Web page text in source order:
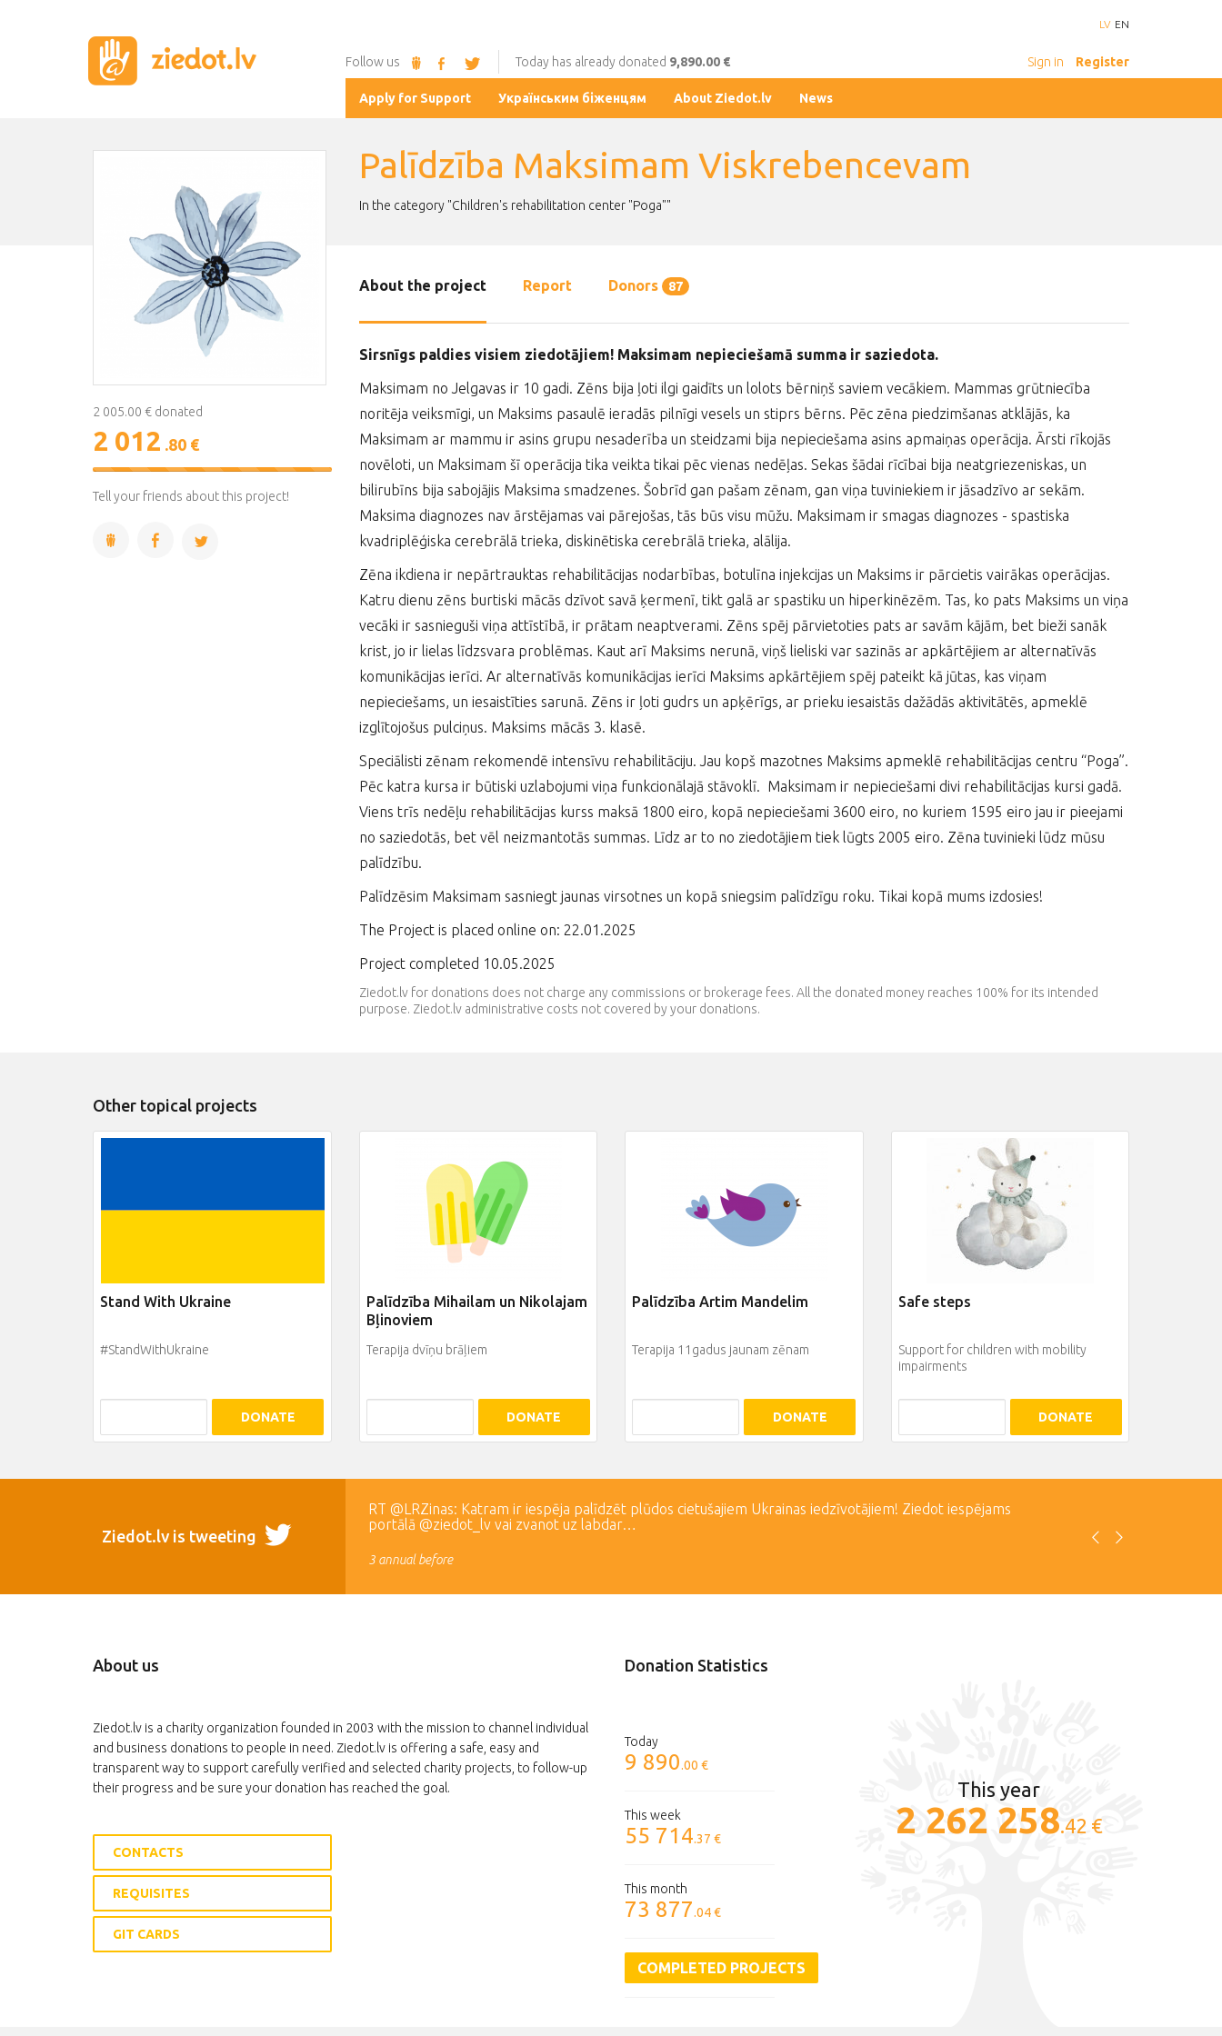
LV EN
Follow us Today has already donated 9,890.00 € Sign in Register
Apply for Support Українським біженцям About Ziedot.lv News
Palīdzība Maksimam Viskrebencevam
In the category "Children's rehabilitation center "Poga""
2 005.00 € donated
2 012 .80 €
100%
Complete
Tell your friends about this project!
About the project Report Donors 87
Sirsnīgs paldies visiem ziedotājiem! Maksimam nepieciešamā summa ir saziedota.
Maksimam no Jelgavas ir 10 gadi. Zēns bija ļoti ilgi gaidīts un lolots bērniņš saviem vecākiem. Mammas grūtniecība
noritēja veiksmīgi, un Maksims pasaulē ieradās pilnīgi vesels un stiprs bērns. Pēc zēna piedzimšanas atklājās, ka
Maksimam ar mammu ir asins grupu nesaderība un steidzami bija nepieciešama asins apmaiņas operācija. Ārsti rīkojās
novēloti, un Maksimam šī operācija tika veikta tikai pēc vienas nedēļas. Sekas šādai rīcībai bija neatgriezeniskas, un
bilirubīns bija sabojājis Maksima smadzenes. Šobrīd gan pašam zēnam, gan viņa tuviniekiem ir jāsadzīvo ar sekām.
Maksima diagnozes nav ārstējamas vai pārejošas, tās būs visu mūžu. Maksimam ir smagas diagnozes - spastiska
kvadriplēģiska cerebrālā trieka, diskinētiska cerebrālā trieka, alālija.
Zēna ikdiena ir nepārtrauktas rehabilitācijas nodarbības, botulīna injekcijas un Maksims ir pārcietis vairākas operācijas.
Katru dienu zēns burtiski mācās dzīvot savā ķermenī, tikt galā ar spastiku un hiperkinēzēm. Tas, ko pats Maksims un viņa
vecāki ir sasnieguši viņa attīstībā, ir prātam neaptverami. Zēns spēj pārvietoties pats ar savām kājām, bet bieži sanāk
krist, jo ir lielas līdzsvara problēmas. Kaut arī Maksims nerunā, viņš lieliski var sazinās ar apkārtējiem ar alternatīvās
komunikācijas ierīci. Ar alternatīvās komunikācijas ierīci Maksims apkārtējiem spēj pateikt kā jūtas, kas viņam
nepieciešams, un iesaistīties sarunā. Zēns ir ļoti gudrs un apķērīgs, ar prieku iesaistās dažādās aktivitātēs, apmeklē
izglītojošus pulciņus. Maksims mācās 3. klasē.
Speciālisti zēnam rekomendē intensīvu rehabilitāciju. Jau kopš mazotnes Maksims apmeklē rehabilitācijas centru “Poga”.
Pēc katra kursa ir būtiski uzlabojumi viņa funkcionālajā stāvoklī. Maksimam ir nepieciešami divi rehabilitācijas kursi gadā.
Viens trīs nedēļu rehabilitācijas kurss maksā 1800 eiro, kopā nepieciešami 3600 eiro, no kuriem 1595 eiro jau ir pieejami
no saziedotās, bet vēl neizmantotās summas. Līdz ar to no ziedotājiem tiek lūgts 2005 eiro. Zēna tuvinieki lūdz mūsu
palīdzību.
Palīdzēsim Maksimam sasniegt jaunas virsotnes un kopā sniegsim palīdzīgu roku. Tikai kopā mums izdosies!
The Project is placed online on: 22.01.2025
Project completed 10.05.2025
Ziedot.lv for donations does not charge any commissions or brokerage fees. All the donated money reaches 100% for its intended
purpose. Ziedot.lv administrative costs not covered by your donations.
Other topical projects
Stand With Ukraine
#StandWithUkraine
DONATE
Palīdzība Mihailam un Nikolajam
Bļinoviem
Terapija dvīņu brāļiem
DONATE
Palīdzība Artim Mandelim
Terapija 11gadus jaunam zēnam
DONATE
Safe steps
Support for children with mobility
impairments
DONATE
Ziedot.lv is tweeting
RT @LRZinas: Katram ir iespēja palīdzēt plūdos cietušajiem Ukrainas iedzīvotājiem! Ziedot iespējams
portālā @ziedot_lv vai zvanot uz labdar…
3 annual before
About us
Ziedot.lv is a charity organization founded in 2003 with the mission to channel individual
and business donations to people in need. Ziedot.lv is offering a safe, easy and
transparent way to support carefully verified and selected charity projects, to follow-up
their progress and be sure your donation has reached the goal.
CONTACTS
REQUISITES
GIT CARDS
Donation Statistics
Today
9 890.00 €
This week
55 714.37 €
This month
73 877.04 €
COMPLETED PROJECTS
This year
2 262 258.42 €